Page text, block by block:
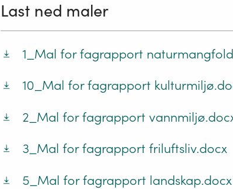
Last ned maler
1_Mal for fagrapport
10_Mal for fagrapport
2_Mal for fagrapport
3_Mal for fagrapport friluftsliv.docx
5_Mal for fagrapport landskap.docx